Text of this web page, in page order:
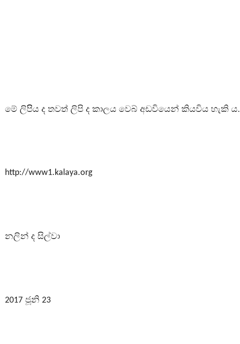
මේ ලිපිිය ද තවත් ලිපි ද කාලය වෙබ් අඩවියෙන් කියවිය හැකි ය.
http://www1.kalaya.org
නලින් ද සිල්වා
2017 ජූනි 23